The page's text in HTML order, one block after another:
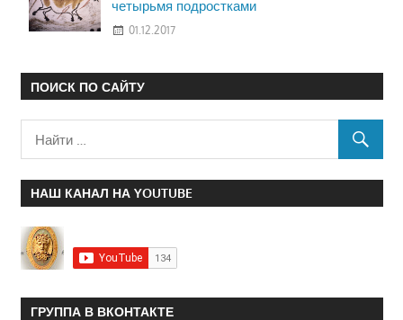
четырьмя подростками
01.12.2017
ПОИСК ПО САЙТУ
НАШ КАНАЛ НА YOUTUBE
ГРУППА В ВКОНТАКТЕ